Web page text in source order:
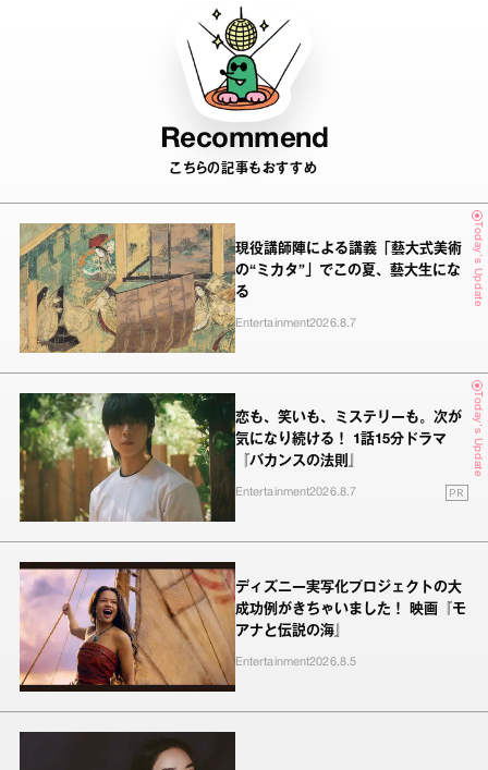
Recommend
こちらの記事もおすすめ
Today's Update
現役講師陣による講義「藝大式美術
の“ミカタ”」でこの夏、藝大生にな
る
Entertainment2026.8.7
Today's Update
恋も、笑いも、ミステリーも。次が
気になり続ける！ 1話15分ドラマ
『バカンスの法則』
Entertainment2026.8.7 PR
ディズニー実写化プロジェクトの大
成功例がきちゃいました！ 映画『モ
アナと伝説の海』
Entertainment2026.8.5